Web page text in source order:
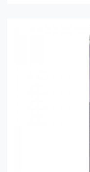
тазобедренный
стать настоящим
может
способность
поворачиваться в
тазобедренном